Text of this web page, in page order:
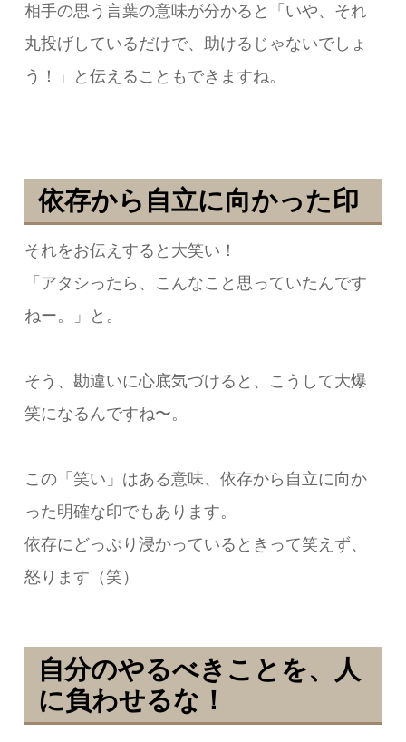
相手の思う言葉の意味が分かると「いや、それ
丸投げしているだけで、助けるじゃないでしょ
う！」と伝えることもできますね。
依存から自立に向かった印
それをお伝えすると大笑い！
「アタシったら、こんなこと思っていたんです
ねー。」と。
そう、勘違いに心底気づけると、こうして大爆
笑になるんですね〜。
この「笑い」はある意味、依存から自立に向か
った明確な印でもあります。
依存にどっぷり浸かっているときって笑えず、
怒ります（笑）
自分のやるべきことを、人
に負わせるな！